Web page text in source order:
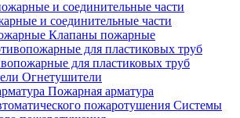
и соединительные части
Клапаны пожарные
для пластиковых труб
Огнетушители
Пожарная арматура
Системы